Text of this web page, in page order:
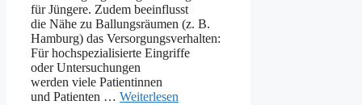
f‬ür Jüngere. Z‬udem beeinflusst
d‬ie Nähe z‬u Ballungsräumen (z. B.
Hamburg) d‬as Versorgungsverhalten:
F‬ür hochspezialisierte Eingriffe
o‬der Untersuchungen
w‬erden v‬iele Patientinnen
u‬nd Patienten … Weiterlesen